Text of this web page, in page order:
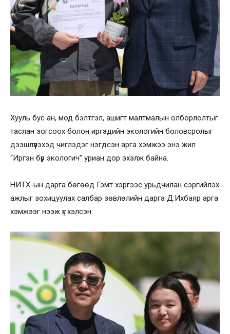
Хууль бус ан, мод бэлтгэл, ашигт малтмалын олборлолтыг
таслан зогсоох болон иргэдийн экологийн боловсролыг
дээшлүүлэхэд чиглэдэг нэгдсэн арга хэмжээ энэ жил
“Иргэн бүр экологич” уриан дор эхэлж байна.
НИТХ-ын дарга бөгөөд Гэмт хэргээс урьдчилан сэргийлэх
ажлыг зохицуулах салбар зөвлөлийн дарга Д.Ихбаяр арга
хэмжээг нээж үг хэлсэн.